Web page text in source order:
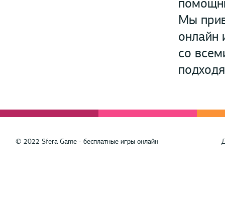
Мы
онлайн
со
© 2022 Sfera Game - бесплатные игры онлайн